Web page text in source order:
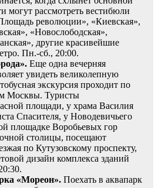
могут рассмотреть вестибюли
революции», «Киевская»,
«Новослободская»,
другие красивейшие
Пн.-сб., 20:00.
Еще одна вечерняя
увидеть великолепную
экскурсия проходит по
Москвы. Туристы
площади, у храма Василия
Спасителя, у Новодевичьего
площадке Воробьевых гор
столицы, посещают
по Кутузовскому проспекту,
дизайн комплекса зданий
«Мореон». Поехать в аквапарк